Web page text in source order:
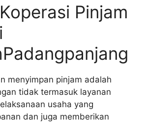
Pinjam
menyimpan pinjam adalah
tidak termasuk layanan
usaha yang
dan juga memberikan